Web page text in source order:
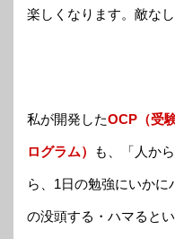
楽しくなります。敵なし
私が開発したOCP（受
ログラム） も、「人か
ら、1日の勉強にいかに
の没頭する・ハマると